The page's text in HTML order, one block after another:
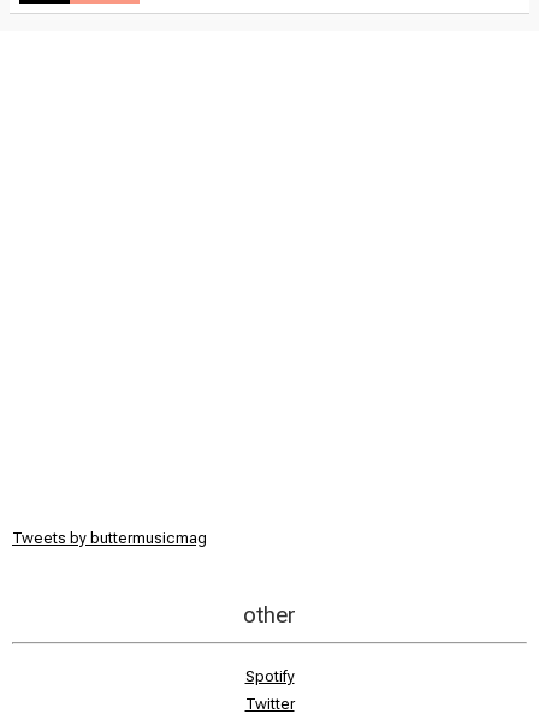
Tweets by buttermusicmag
other
Spotify
Twitter